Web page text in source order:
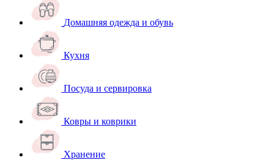
Домашняя одежда и обувь
Кухня
Посуда и сервировка
Ковры и коврики
Хранение